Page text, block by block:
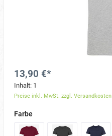
13,90 €*
Inhalt: 1
Preise inkl. MwSt. zzgl. Versandkosten
Farbe